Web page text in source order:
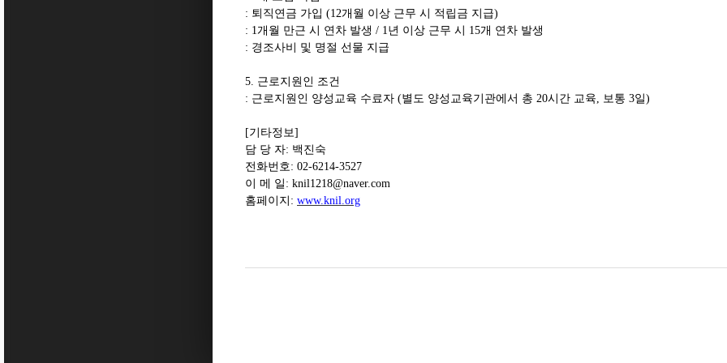
: 퇴직연금 가입 (12개월 이상 근무 시 적립금 지급)
: 1개월 만근 시 연차 발생 / 1년 이상 근무 시 15개 연차 발생
: 경조사비 및 명절 선물 지급
5. 근로지원인 조건
: 근로지원인 양성교육 수료자 (별도 양성교육기관에서 총 20시간 교육, 보통 3일)
[기타정보]
담 당 자: 백진숙
전화번호: 02-6214-3527
이 메 일 : knil1218@naver.com
홈페이지 : www.knil.org